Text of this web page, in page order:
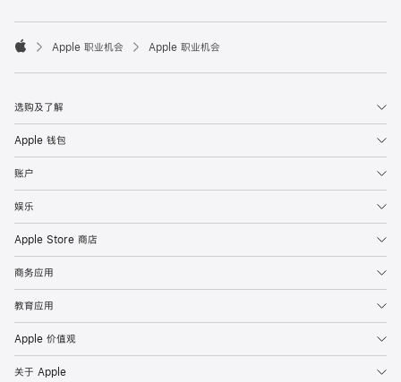

Apple 职业机会 Apple 职业机会
选购及了解
Apple 钱包
账户
娱乐
Apple Store 商店
商务应用
教育应用
Apple 价值观
关于 Apple